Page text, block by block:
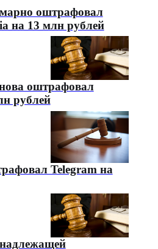
оштрафовал
на 13 млн рублей
оштрафовал
рублей
Telegram на